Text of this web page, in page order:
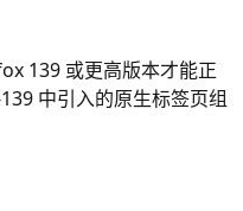
139 或更高版本才能正
中引入的原生标签页组